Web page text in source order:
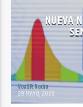
NO TITLES
Radio VoxQR
NUEVA
VoxQR Radio
29 MAYO, 2020